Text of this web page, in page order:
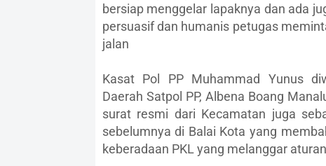
bersiap menggelar lapaknya dan ada
persuasif dan humanis petugas
jalan
Kasat Pol PP Muhammad Yunus
Daerah Satpol PP, Albena Boang
surat resmi dari Kecamatan juga
sebelumnya di Balai Kota yang
keberadaan PKL yang melanggar